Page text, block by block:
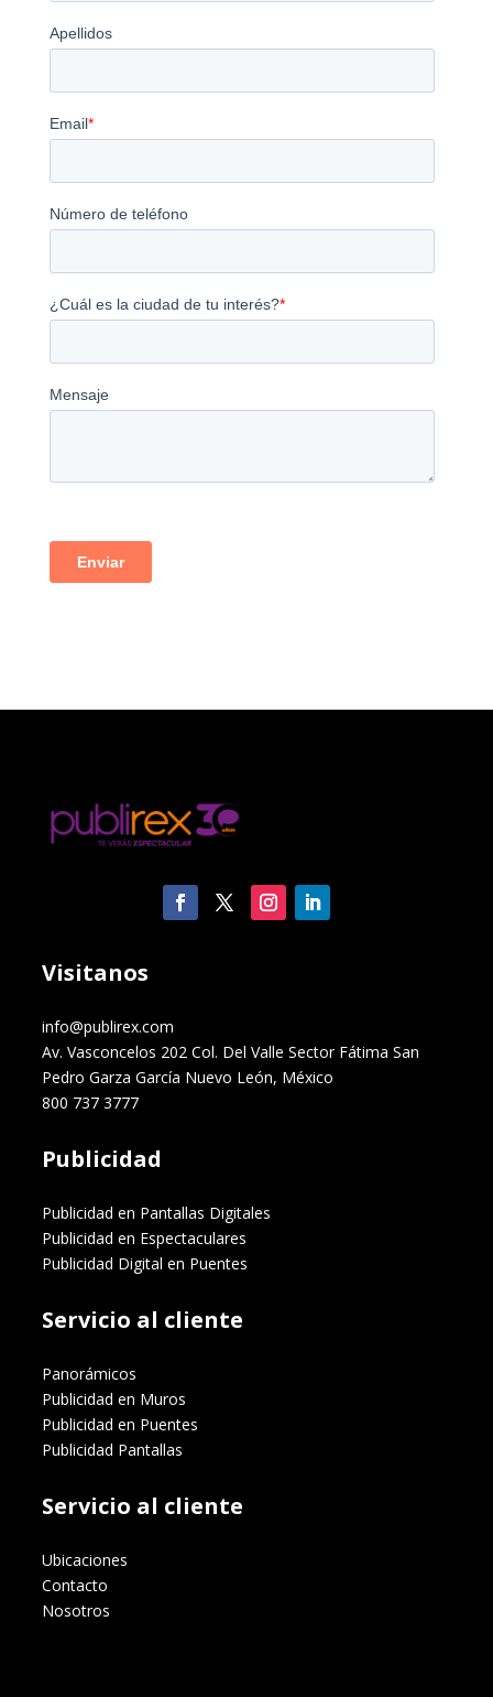
Visitanos
info@publirex.com
Av. Vasconcelos 202 Col. Del Valle Sector Fátima San
Pedro Garza García Nuevo León, México
800 737 3777
Publicidad
Publicidad en Pantallas Digitales
Publicidad en Espectaculares
Publicidad Digital en Puentes
Servicio al cliente
Panorámicos
Publicidad en Muros
Publicidad en Puentes
Publicidad Pantallas
Servicio al cliente
Ubicaciones
Contacto
Nosotros